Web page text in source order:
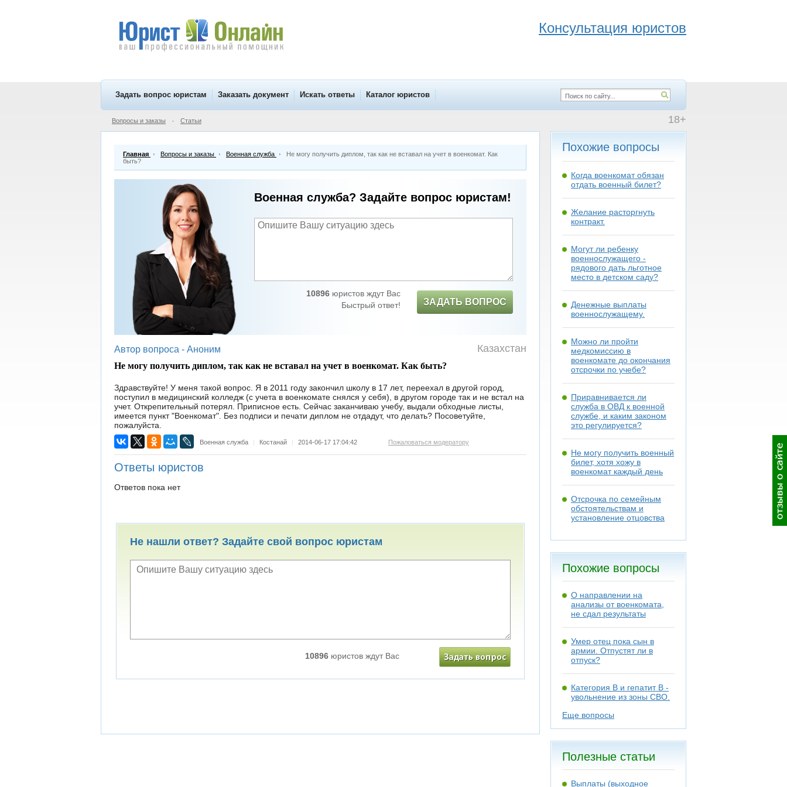
Консультация юристов
Задать вопрос юристам Заказать документ Искать ответы Каталог юристов
18+
Вопросы и заказы • Статьи
Главная Вопросы и заказы Военная служба
Не могу получить диплом, так как не вставал на учет в военкомат. Как
быть?
Военная служба? Задайте вопрос юристам!
10896юристов ждут Вас
Быстрый ответ!
ЗАДАТЬ ВОПРОС
Автор вопроса - Аноним Казахстан
Не могу получить диплом, так как не вставал на учет в военкомат. Как быть?
Здравствуйте! У меня такой вопрос. Я в 2011 году закончил школу в 17 лет, переехал в другой город,
поступил в медицинский колледж (с учета в военкомате снялся у себя), в другом городе так и не встал на
учет. Открепительный потерял. Приписное есть. Сейчас заканчиваю учебу, выдали обходные листы,
имеется пункт "Военкомат". Без подписи и печати диплом не отдадут, что делать? Посоветуйте,
пожалуйста.
Военная служба | Костанай | 2014-06-17 17:04:42 Пожаловаться модератору
Ответы юристов
Ответов пока нет
Не нашли ответ? Задайте свой вопрос юристам
10896 юристов ждут Вас
Похожие вопросы
Когда военкомат обязан
отдать военный билет?
Желание расторгнуть
контракт.
Могут ли ребенку
военнослужащего -
рядового дать льготное
место в детском саду?
Денежные выплаты
военнослужащему.
Можно ли пройти
медкомиссию в
военкомате до окончания
отсрочки по учебе?
Приравнивается ли
служба в ОВД к военной
службе, и каким законом
это регулируется?
Не могу получить военный
билет, хотя хожу в
военкомат каждый день
Отсрочка по семейным
обстоятельствам и
установление отцовства
Похожие вопросы
О направлении на
анализы от военкомата,
не сдал результаты
Умер отец пока сын в
армии. Отпустят ли в
отпуск?
Категория В и гепатит В -
увольнение из зоны СВО.
Еще вопросы
Полезные статьи
Выплаты (выходное